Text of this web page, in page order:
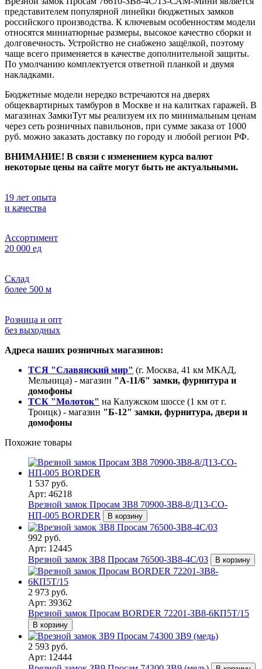
представителем популярной линейки бюджетных замков
российского производства. К ключевым особенностям модели
относятся миниатюрные размеры, высокое качество сборки и
долговечность. Устройство не снабжено защёлкой, поэтому
чаще всего применяется в качестве дополнительной защиты.
По умолчанию комплектуется ответной планкой и двумя
накладками.
Бюджетные модели нередко встречаются на дверях
общеквартирных тамбуров в Москве и на калитках гаражей. В
магазинах ЗамкиТут мы реализуем их по минимальным ценам
через сеть розничных павильонов, при сумме заказа от 1000
руб. можно заказать доставку по городу и любой регион РФ.
ВНИМАНИЕ! В связи с изменением курса валют
некоторые цены на сайте могут быть не актуальными.
19 лет опыта
и качества
Ассортимент
20 000 ед
Склад
более 500 м
Розница и опт
без выходных
Адреса наших розничных магазинов:
ТСЯ "Славянский мир" (г. Москва, 41 км МКАД,
Мельница) - магазин "А-11/6" замки, фурнитура и
домофоны
ТСК "Молоток" на Калужском шоссе (1 км от г.
Троицк) - магазин "Б-12" замки, фурнитура, двери и
домофоны
Похожие товары
1 537 руб.
Арт: 46218
Врезной замок Просам ЗВ8 70900-ЗВ8-8/Д13-СО-
НП-005 BORDER
В корзину
992 руб.
Арт: 12445
Врезной замок ЗВ8 Просам 76500-ЗВ8-4С/03
В корзину
2 973 руб.
Арт: 39362
Врезной замок Просам BORDER 72201-ЗВ8-6КП5Т/15
В корзину
2 593 руб.
Арт: 12444